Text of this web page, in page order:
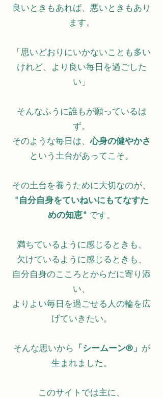
良いときもあれば、悪いときもあり
ます。
「思いどおりにいかないことも多い
けれど、より良い毎日を過ごした
い」
そんなふうに誰もが願っているは
ず。
そのような毎日は、心身の健やかさ
という土台があってこそ。
その土台を養うために大切なのが、
"自分自身をていねいにもてなすた
めの知恵" です。
満ちているように感じるときも、
欠けているように感じるときも、
自分自身のこころとからだに寄り添
い、
よりよい毎日を過ごせる人の輪を広
げていきたい。
そんな思いから 「シームーン®️」 が
生まれました。
このサイトでは主に、​